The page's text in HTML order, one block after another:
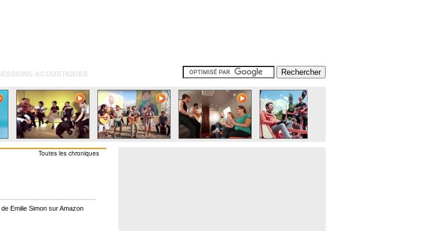
ACOUSTIQUES
Toutes les chroniques
Emilie Simon sur Amazon